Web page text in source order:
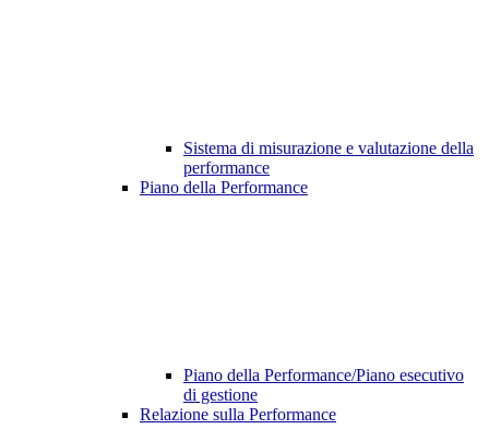
Sistema di misurazione e valutazione della
performance
Piano della Performance
Piano della Performance/Piano esecutivo
di gestione
Relazione sulla Performance